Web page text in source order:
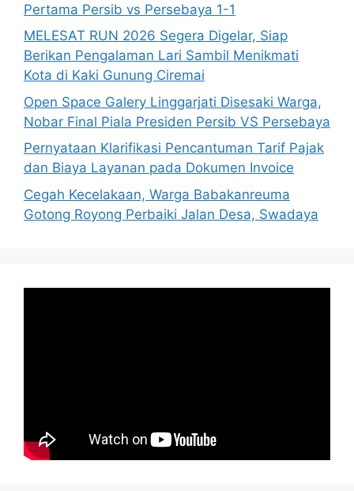
Pertama Persib vs Persebaya 1-1
MELESAT RUN 2026 Segera Digelar, Siap
Berikan Pengalaman Lari Sambil Menikmati
Kota di Kaki Gunung Ciremai
Open Space Galery Linggarjati Disesaki Warga,
Nobar Final Piala Presiden Persib VS Persebaya
Pernyataan Klarifikasi Pencantuman Tarif Pajak
dan Biaya Layanan pada Dokumen Invoice
Cegah Kecelakaan, Warga Babakanreuma
Gotong Royong Perbaiki Jalan Desa, Swadaya